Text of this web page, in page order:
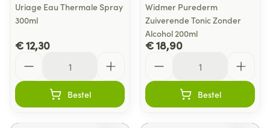
Uriage Eau Thermale Spray
300ml
€ 12,30
Bestel
Widmer Purederm
Zuiverende Tonic Zonder
Alcohol 200ml
€ 18,90
Bestel